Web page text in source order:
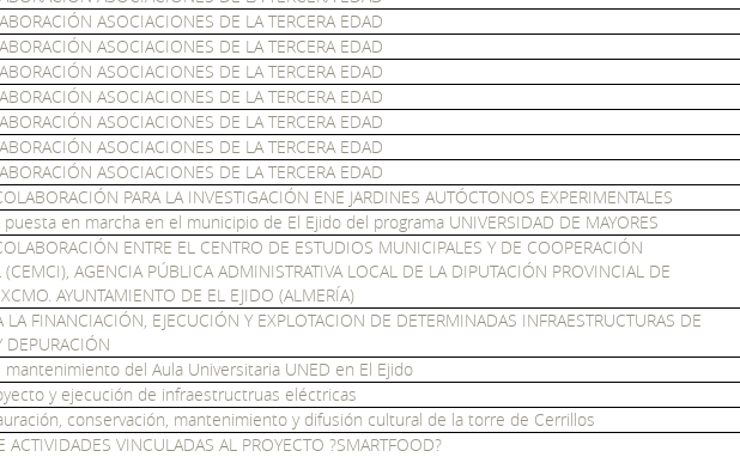
ASOCIACIONES DE LA TERCERA EDAD
ASOCIACIONES DE LA TERCERA EDAD
ASOCIACIONES DE LA TERCERA EDAD
ASOCIACIONES DE LA TERCERA EDAD
ASOCIACIONES DE LA TERCERA EDAD
ASOCIACIONES DE LA TERCERA EDAD
ASOCIACIONES DE LA TERCERA EDAD
PARA LA INVESTIGACIÓN ENE JARDINES AUTÓCTONOS EXPERIMENTALES
en marcha en el municipio de El Ejido del programa UNIVERSIDAD DE MAYORES
ENTRE EL CENTRO DE ESTUDIOS MUNICIPALES Y DE COOPERACIÓN
AGENCIA PÚBLICA ADMINISTRATIVA LOCAL DE LA DIPUTACIÓN PROVINCIAL DE
AYUNTAMIENTO DE EL EJIDO (ALMERÍA)
LA FINANCIACIÓN, EJECUCIÓN Y EXPLOTACION DE DETERMINADAS INFRAESTRUCTURAS DE
DEPURACIÓN
mantenimiento del Aula Universitaria UNED en El Ejido
y ejecución de infraestructruas eléctricas
conservación, mantenimiento y difusión cultural de la torre de Cerrillos
ACTIVIDADES VINCULADAS AL PROYECTO ?SMARTFOOD?